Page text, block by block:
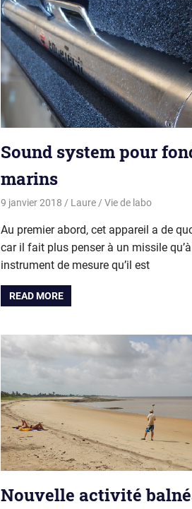
Sound system pour
marins
9 janvier 2018 Laure Vie de labo
Au premier abord, cet appareil a de
car il fait plus penser à un missile
instrument de mesure qu’il est
READ MORE
Nouvelle activité